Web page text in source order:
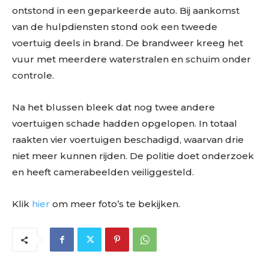
ontstond in een geparkeerde auto. Bij aankomst
van de hulpdiensten stond ook een tweede
voertuig deels in brand. De brandweer kreeg het
vuur met meerdere waterstralen en schuim onder
controle.
Na het blussen bleek dat nog twee andere
voertuigen schade hadden opgelopen. In totaal
raakten vier voertuigen beschadigd, waarvan drie
niet meer kunnen rijden. De politie doet onderzoek
en heeft camerabeelden veiliggesteld.
Klik hier om meer foto’s te bekijken.